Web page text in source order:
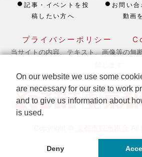
記事・イベントを投
稿したい方へ
お問い合
動画
プライバシーポリシー
当サイトの内容、テキスト、画像等の無
※ 本ホームページの運営は宿泊税を
On our website we use some
are necessary for our site to work
and to give us information about
is used.
Deny